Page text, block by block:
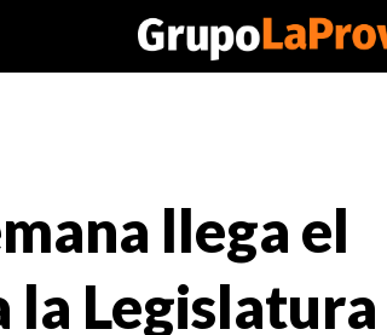
llega el
la Legislatura